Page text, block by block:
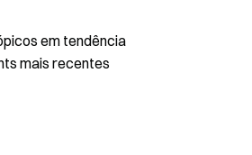
em tendência
mais recentes